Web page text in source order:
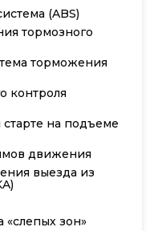
(ABS)
тормозного
торможения
контроля
на подъеме
движения
выезда из
«слепых зон»